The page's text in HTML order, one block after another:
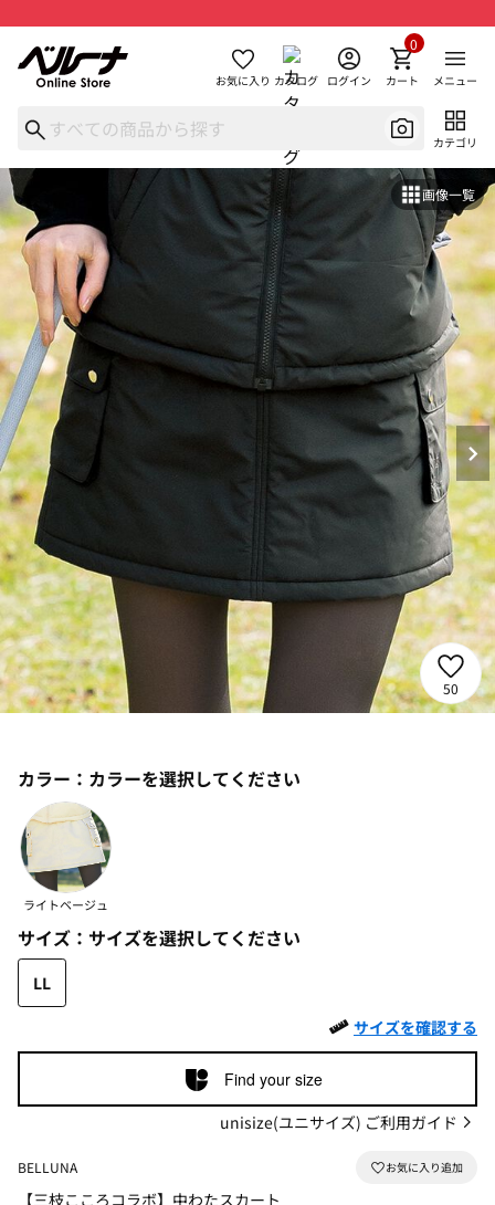
お気に入り カタログ ログイン カート
0
メニュー
カテゴリ
画像一覧
50
カラー： カラーを選択してください
ライトベージュ
サイズ： サイズを選択してください
LL
サイズを確認する
Find your size
unisize(ユニサイズ) ご利用ガイド
BELLUNA
【三枝こころコラボ】中わたスカート